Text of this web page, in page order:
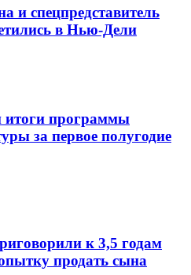
и спецпредставитель
в Нью-Дели
итоги программы
за первое полугодие
к 3,5 годам
продать сына